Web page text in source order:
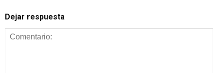
Dejar respuesta